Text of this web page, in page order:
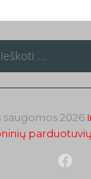
saugomos 2026